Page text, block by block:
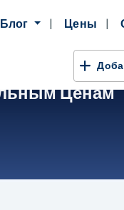
Блог Цены
Ценам